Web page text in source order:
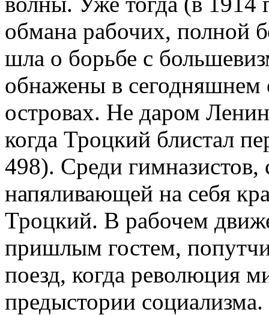
обмана рабочих, полной
шла о борьбе с
обнажены в сегодняшнем
островах. Не даром
когда Троцкий блистал
498). Среди
напяливающей на себя
Троцкий. В рабочем
пришлым гостем,
поезд, когда революция
предыстории социализма.